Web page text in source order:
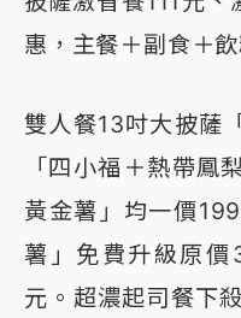
惠，主餐＋副食＋
雙人餐13吋大披薩
「四小福＋熱帶鳳
黃金薯」均一價
薯」免費升級原
元。超濃起司餐下